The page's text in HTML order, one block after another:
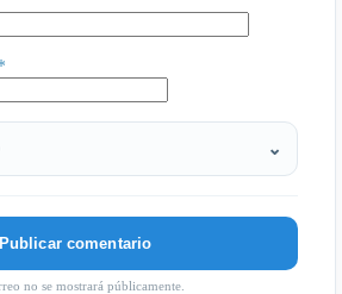
no se mostrará públicamente.